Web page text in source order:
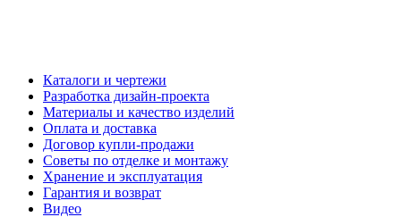
Каталоги и чертежи
Разработка дизайн-проекта
Материалы и качество изделий
Оплата и доставка
Договор купли-продажи
Советы по отделке и монтажу
Хранение и эксплуатация
Гарантия и возврат
Видео